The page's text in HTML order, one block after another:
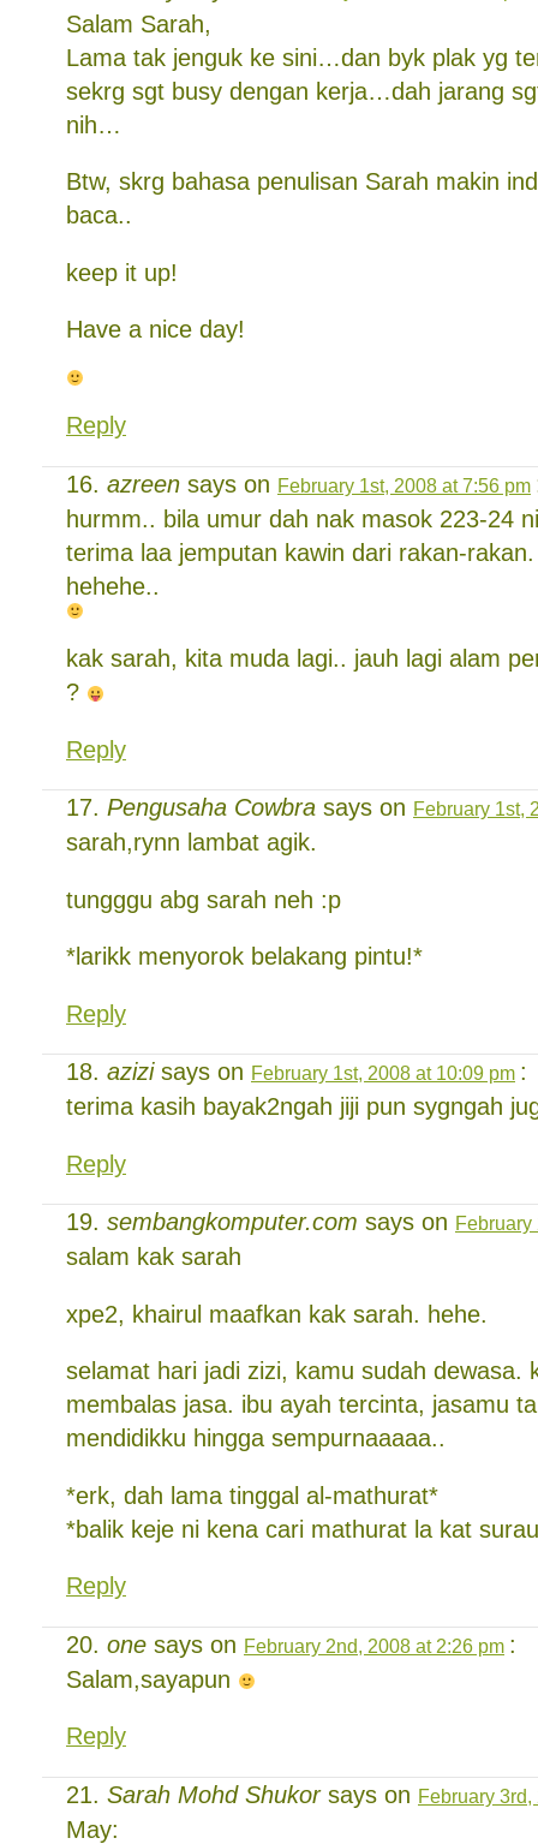
Salam Sarah,
Lama tak jenguk ke sini…dan byk plak yg
sekrg sgt busy dengan kerja…dah jarang
nih…
Btw, skrg bahasa penulisan Sarah makin
baca..
keep it up!
Have a nice day!
Reply
azreen says on February 1st, 2008 at 7:56 pm
hurmm.. bila umur dah nak masok 223-24
terima laa jemputan kawin dari rakan-rakan.
hehehe..
kak sarah, kita muda lagi.. jauh lagi alam
?
Reply
Pengusaha Cowbra says on February 1st,
sarah,rynn lambat agik.
tungggu abg sarah neh :p
*larikk menyorok belakang pintu!*
Reply
azizisays on February 1st, 2008 at 10:09 pm :
terima kasih bayak2ngah jiji pun sygngah
Reply
sembangkomputer.com says on February
salam kak sarah
xpe2, khairul maafkan kak sarah. hehe.
selamat hari jadi zizi, kamu sudah dewasa.
membalas jasa. ibu ayah tercinta, jasamu
mendidikku hingga sempurnaaaaa..
*erk, dah lama tinggal al-mathurat*
*balik keje ni kena cari mathurat la kat
Reply
one says on February 2nd, 2008 at 2:26 pm :
Salam,sayapun
Reply
Sarah Mohd Shukorsays on February
May: